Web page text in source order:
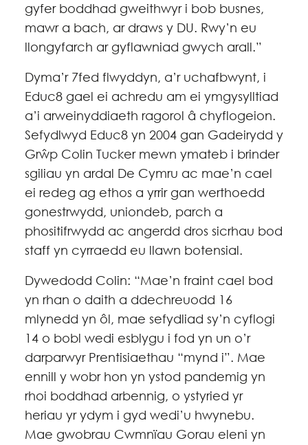
gyfer boddhad gweithwyr i bob busnes,
mawr a bach, ar draws y DU. Rwy’n eu
llongyfarch ar gyflawniad gwych arall.”
Dyma’r 7fed flwyddyn, a’r uchafbwynt, i
Educ8 gael ei achredu am ei ymgysylltiad
a’i arweinyddiaeth ragorol â chyflogeion.
Sefydlwyd Educ8 yn 2004 gan Gadeirydd y
Grŵp Colin Tucker mewn ymateb i brinder
sgiliau yn ardal De Cymru ac mae’n cael
ei redeg ag ethos a yrrir gan werthoedd
gonestrwydd, uniondeb, parch a
phositifrwydd ac angerdd dros sicrhau bod
staff yn cyrraedd eu llawn botensial.
Dywedodd Colin: “Mae’n fraint cael bod
yn rhan o daith a ddechreuodd 16
mlynedd yn ôl, mae sefydliad sy’n cyflogi
14 o bobl wedi esblygu i fod yn un o’r
darparwyr Prentisiaethau “mynd i”. Mae
ennill y wobr hon yn ystod pandemig yn
rhoi boddhad arbennig, o ystyried yr
heriau yr ydym i gyd wedi’u hwynebu.
Mae gwobrau Cwmnïau Gorau eleni yn